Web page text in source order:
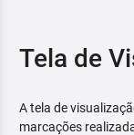
Tela de
A tela de
marcações